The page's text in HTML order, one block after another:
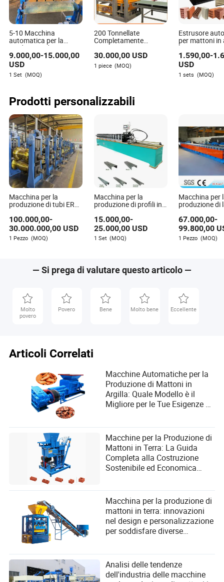
R: Il design modulare semplifica la manutenzione e gli
aggiornamenti, consentendo di ridurre i tempi di inattività
e di adattarsi in modo flessibile ai requisiti di produzione,
garantendo una soluzione di macchinari senza tempo e
scalabile.
D:Qual è l'impatto dell'IA e dell'apprendimento
automatico sui progetti di macchine future?
R: L'IA e l'apprendimento automatico possono prevedere le
esigenze di manutenzione e ottimizzare le impostazioni di
produzione, migliorando l'efficienza e la durata della
macchina e supportando una transizione verso processi di
produzione più intelligenti.
Elise Newman
Autore
nell'industria dei macchinari per la produzione e la
lavorazione. Con un'attenzione particolare alla
comunicazione con i fornitori durante il processo di
approvvigionamento, Elise eccelle nel fornire contenuti
perspicaci e dettagliati che aiutano le aziende a
5-10 Macchina
automatica per la
produzione di mattoni
in argilla con
interblocco idraulico
per mattoni ecologici
9.000,00-15.000,00
USD
1 Set (MOQ)
200 Tonnellate
Completamente
Super Idraulico
Macchina per Mattoni
in Argilla/ Macchina per
30.000,00USD
1 piece (MOQ)
Estrusore
per mattoni in
basso prezzo
rossa
1.590,00-
USD
1 sets (MOQ)
Prodotti personalizzabili
Macchina per la
produzione di tubi ERW,
produzione di tubi in
acciaio rotondo, mulino
per tubi
100.000,00-
30.000.000,00 USD
1 Pezzo (MOQ)
Macchina per la
produzione di profili in
in cartongesso Cu C U
Stud Track Roll
Forming
15.000,00-
25.000,00USD
1 Set (MOQ)
Macchina per
produzione di
per la
del decking del
pavimento
67.000,00-
99.800,00
1 Pezzo (MOQ)
— Si prega di valutare questo articolo —
Molto
povero
Povero Bene Molto bene Eccellente
Articoli Correlati
Macchine Automatiche per la
Produzione di Mattoni in
Argilla: Quale Modello è il
Migliore per le Tue Esigenze di
Macchine per la Produzione di
Mattoni in Terra: La Guida
Completa alla Costruzione
Sostenibile ed Economica
a Lungo Termine
Macchina per la produzione di
mattoni in terra: innovazioni
nel design e personalizzazione
per soddisfare diverse
Analisi delle tendenze
dell'industria delle macchine